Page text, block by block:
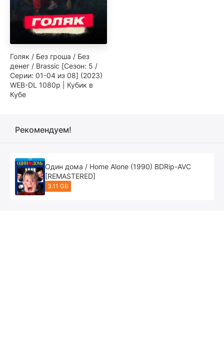
Голяк / Без гроша / Без
денег / Brassic [Сезон: 5 /
Серии: 01-04 из 08] (2023)
WEB-DL 1080p | Кубик в
Кубе
Рекомендуем!
Один дома / Home Alone (1990) BDRip-AVC
[REMASTERED]
3.11 GB